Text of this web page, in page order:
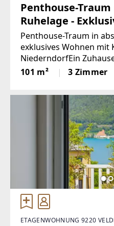
Penthouse-
Ruhelage -
Kaiserblick in
(Provisionsfrei)
Penthouse-Traum in
exklusives Wohnen mit
NiederndorfEin
Diese stilvolle
vereintmoderne
101 m² 3 Zimmer
ETAGENWOHNUNG 9220